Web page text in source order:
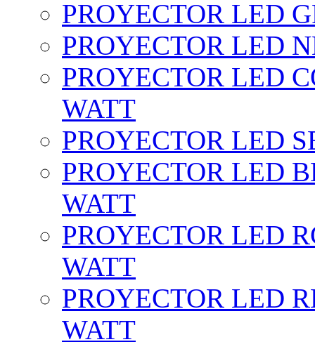
PROYECTOR LED
PROYECTOR LED
PROYECTOR LED
WATT
PROYECTOR LED
PROYECTOR LED
WATT
PROYECTOR LED
WATT
PROYECTOR LED
WATT